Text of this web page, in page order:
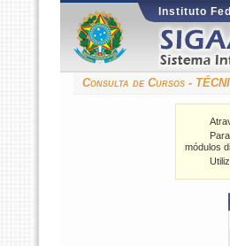
Instituto
Consulta de Cursos -
módulos